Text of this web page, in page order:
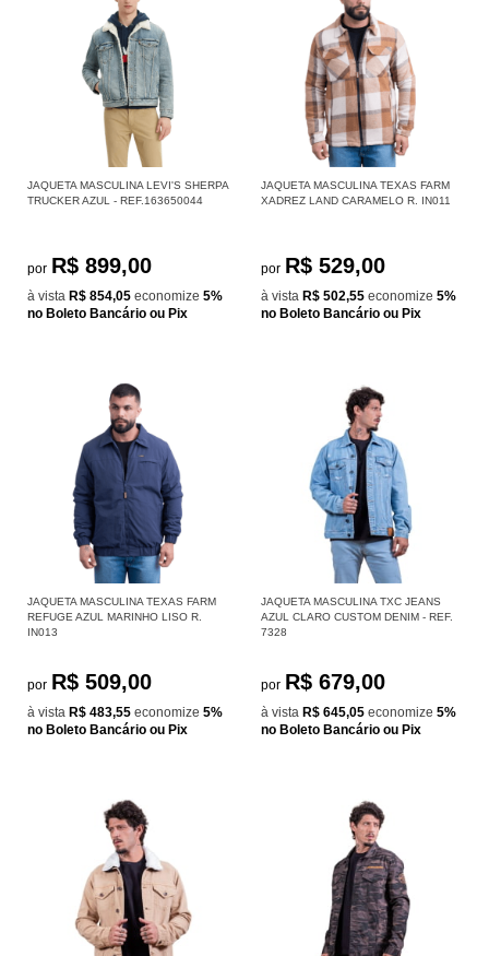
JAQUETA MASCULINA LEVI'S SHERPA
TRUCKER AZUL - REF.163650044
por R$ 899,00
à vista R$ 854,05 economize 5%
no Boleto Bancário ou Pix
JAQUETA MASCULINA TEXAS FARM
XADREZ LAND CARAMELO R. IN011
por R$ 529,00
à vista R$ 502,55 economize 5%
no Boleto Bancário ou Pix
JAQUETA MASCULINA TEXAS FARM
REFUGE AZUL MARINHO LISO R.
IN013
por R$ 509,00
à vista R$ 483,55 economize 5%
no Boleto Bancário ou Pix
JAQUETA MASCULINA TXC JEANS
AZUL CLARO CUSTOM DENIM - REF.
7328
por R$ 679,00
à vista R$ 645,05 economize 5%
no Boleto Bancário ou Pix